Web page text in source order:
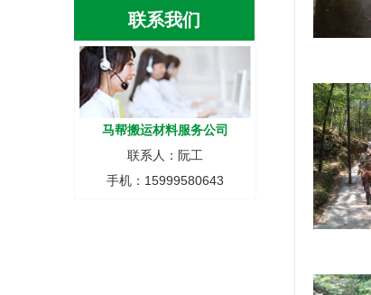
联系我们
马帮搬运材料服务公司
联系人：阮工
手机：15999580643